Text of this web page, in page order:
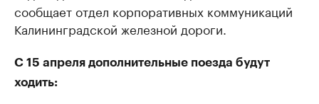
сообщает отдел корпоративных коммуникаций
Калининградской железной дороги.
С 15 апреля дополнительные поезда будут
ходить: